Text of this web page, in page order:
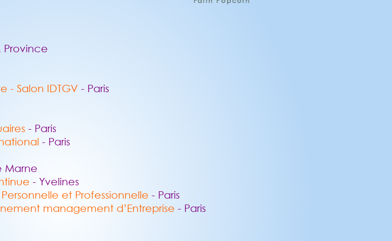
Province
- Salon IDTGV - Paris
- Paris
- Paris
Marne
- Yvelines
et Professionnelle - Paris
management d’Entreprise - Paris